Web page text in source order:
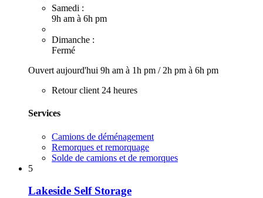
Samedi :
9h am à 6h pm
Dimanche :
Fermé
Ouvert aujourd'hui 9h am à 1h pm / 2h pm à 6h pm
Retour client 24 heures
Services
Camions de déménagement
Remorques et remorquage
Solde de camions et de remorques
5
Lakeside Self Storage